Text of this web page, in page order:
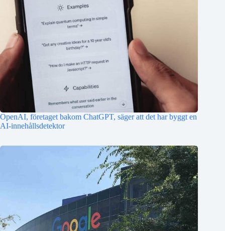
OpenAI, företaget bakom ChatGPT, säger att det har byggt en
AI-innehållsdetektor